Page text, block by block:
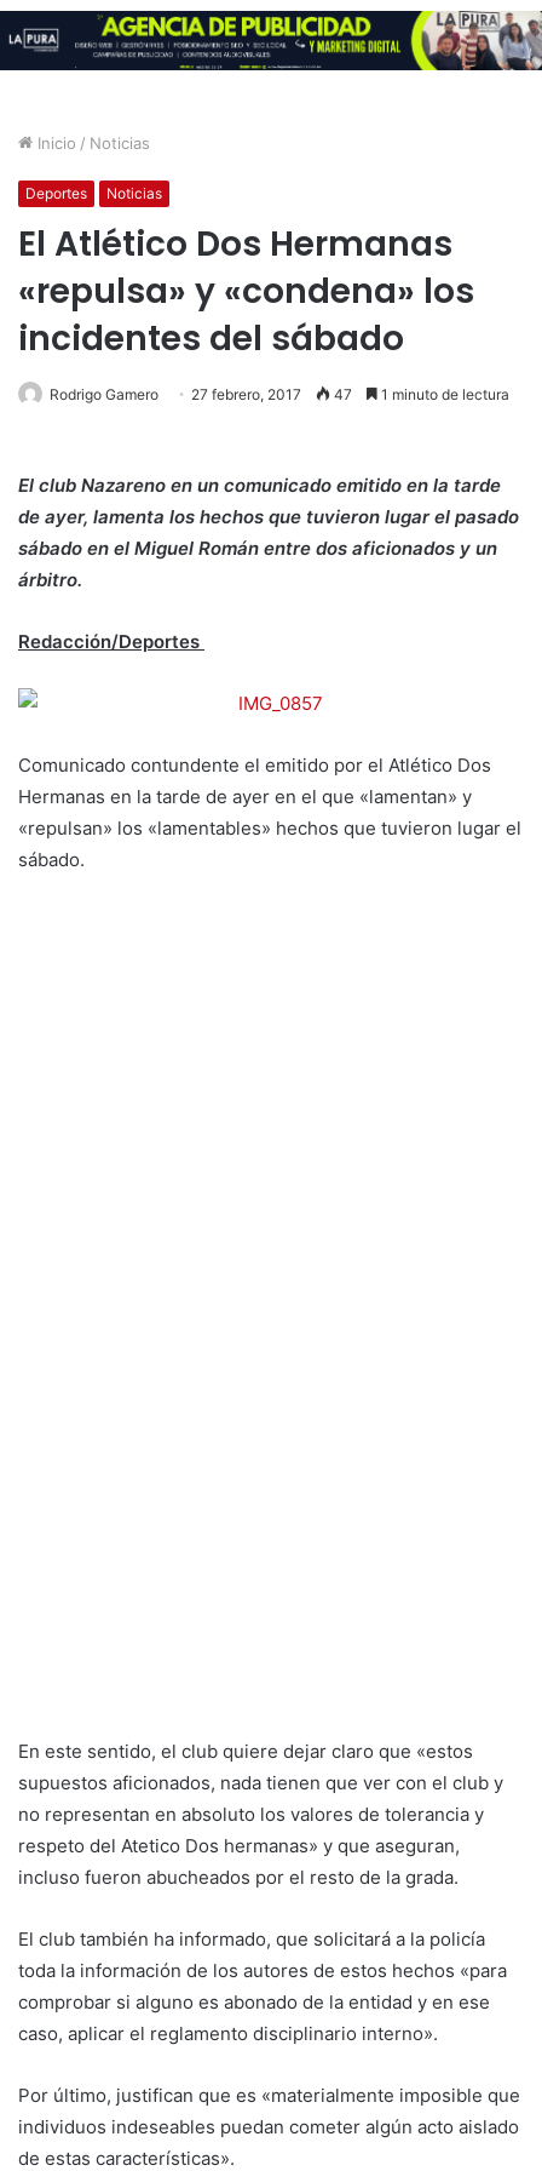
Inicio / Noticias
Deportes Noticias
El Atlético Dos Hermanas
«repulsa» y «condena» los
incidentes del sábado
Rodrigo Gamero 27 febrero, 2017 47 1 minuto de lectura
El club Nazareno en un comunicado emitido en la tarde
de ayer, lamenta los hechos que tuvieron lugar el pasado
sábado en el Miguel Román entre dos aficionados y un
árbitro.
Redacción/Deportes
Comunicado contundente el emitido por el Atlético Dos
Hermanas en la tarde de ayer en el que «lamentan» y
«repulsan» los «lamentables» hechos que tuvieron lugar el
sábado.
En este sentido, el club quiere dejar claro que «estos
supuestos aficionados, nada tienen que ver con el club y
no representan en absoluto los valores de tolerancia y
respeto del Atetico Dos hermanas» y que aseguran,
incluso fueron abucheados por el resto de la grada.
El club también ha informado, que solicitará a la policía
toda la información de los autores de estos hechos «para
comprobar si alguno es abonado de la entidad y en ese
caso, aplicar el reglamento disciplinario interno».
Por último, justifican que es «materialmente imposible que
individuos indeseables puedan cometer algún acto aislado
de estas características».